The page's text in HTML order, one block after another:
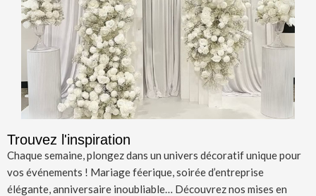
Trouvez l'inspiration
Chaque semaine, plongez dans un univers décoratif unique pour
vos événements ! Mariage féerique, soirée d’entreprise
élégante, anniversaire inoubliable… Découvrez nos mises en